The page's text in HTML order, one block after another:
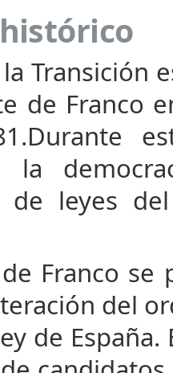
Transición
de Franco
la
de leyes
Franco
del
de